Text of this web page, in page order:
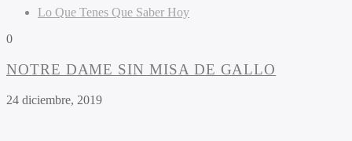
Lo Que Tenes Que Saber Hoy
0
NOTRE DAME SIN MISA DE GALLO
24 diciembre, 2019